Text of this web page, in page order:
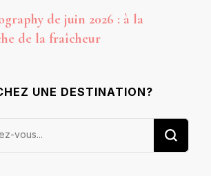
de juin 2026 : à la
de la fraîcheur
UNE DESTINATION?